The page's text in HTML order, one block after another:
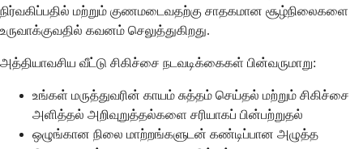
நிர்வகிப்பதில் மற்றும் குணமடைவதற்கு சாதகமான சூழ்நிலைகளை
உருவாக்குவதில் கவனம் செலுத்துகிறது.
அத்தியாவசிய வீட்டு சிகிச்சை நடவடிக்கைகள் பின்வருமாறு:
உங்கள் மருத்துவரின் காயம் சுத்தம் செய்தல் மற்றும் சிகிச்சை
அளித்தல் அறிவுறுத்தல்களை சரியாகப் பின்பற்றுதல்
ஒழுங்கான நிலை மாற்றங்களுடன் கண்டிப்பான அழுத்த